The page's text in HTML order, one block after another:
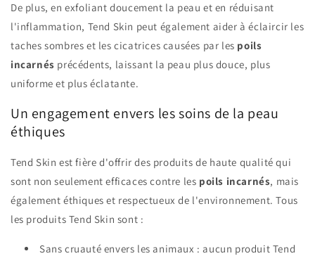
De plus, en exfoliant doucement la peau et en réduisant
l'inflammation, Tend Skin peut également aider à éclaircir les
taches sombres et les cicatrices causées par les poils
incarnés précédents, laissant la peau plus douce, plus
uniforme et plus éclatante.
Un engagement envers les soins de la peau
éthiques
Tend Skin est fière d'offrir des produits de haute qualité qui
sont non seulement efficaces contre les poils incarnés, mais
également éthiques et respectueux de l'environnement. Tous
les produits Tend Skin sont :
Sans cruauté envers les animaux : aucun produit Tend